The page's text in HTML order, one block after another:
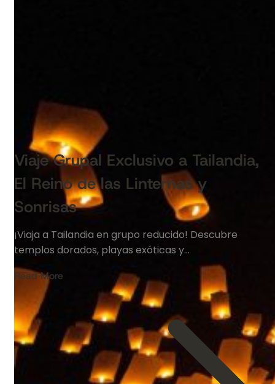
Viaje Grupal Exclusivo a Tailandia,
El Reino de las Linternas y
Sonrisas
¡Viaja a Tailandia en grupo reducido! Descubre
templos dorados, playas exóticas y…
Read More